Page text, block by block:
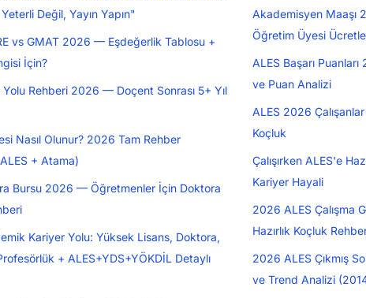
Değil, Yayın Yapın"
vs GMAT 2026 — Eşdeğerlik Tablosu +
İçin?
Rehberi 2026 — Doçent Sonrası 5+ Yıl
Nasıl Olunur? 2026 Tam Rehber
+ Atama)
Bursu 2026 — Öğretmenler İçin Doktora
Kariyer Yolu: Yüksek Lisans, Doktora,
+ ALES+YDS+YÖKDİL Detaylı
Akademisyen Maaşı
Öğretim Üyesi
ALES Başarı
ve Puan Analizi
ALES 2026
Koçluk
Çalışırken ALES'e
Kariyer Hayali
2026 ALES Çalışma
Hazırlık Koçluk
2026 ALES Çıkmış
ve Trend Analizi